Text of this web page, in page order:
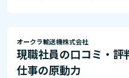
オークラ輸送機株式会社
現職社員の口コミ・評
仕事の原動力